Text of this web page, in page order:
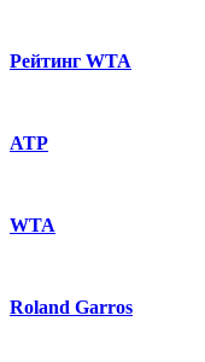
Рейтинг WTA
ATP
WTA
Roland Garros